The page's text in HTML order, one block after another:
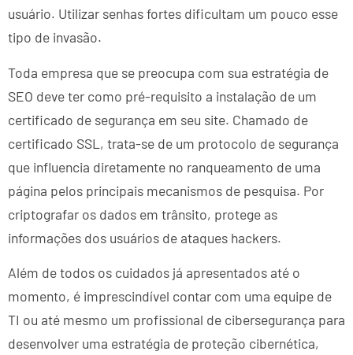
usuário. Utilizar senhas fortes dificultam um pouco esse
tipo de invasão.
Toda empresa que se preocupa com sua estratégia de
SEO deve ter como pré-requisito a instalação de um
certificado de segurança em seu site. Chamado de
certificado SSL, trata-se de um protocolo de segurança
que influencia diretamente no ranqueamento de uma
página pelos principais mecanismos de pesquisa. Por
criptografar os dados em trânsito, protege as
informações dos usuários de ataques hackers.
Além de todos os cuidados já apresentados até o
momento, é imprescindível contar com uma equipe de
TI ou até mesmo um profissional de cibersegurança para
desenvolver uma estratégia de proteção cibernética,